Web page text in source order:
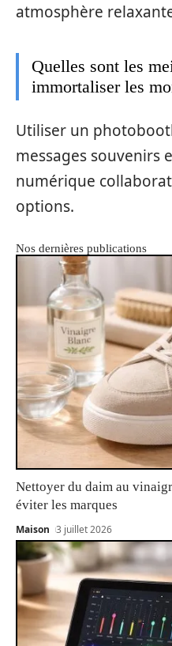
atmosphère
Quelles sont les
immortaliser les
Utiliser un
messages souvenirs
numérique
options.
Nos dernières publications
Nettoyer du daim au
éviter les marques
Maison 3 juillet 2026